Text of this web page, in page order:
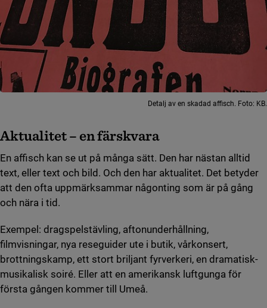
Detalj av en skadad affisch. Foto: KB.
Aktualitet– en färskvara
En affisch kan se ut på många sätt. Den har nästan alltid
text, eller text och bild. Och den har aktualitet. Det betyder
att den ofta uppmärksammar någonting som är på gång
och nära i tid.
Exempel: dragspelstävling, aftonunderhållning,
filmvisningar, nya reseguider ute i butik, vårkonsert,
brottningskamp, ett stort briljant fyrverkeri, en dramatisk-
musikalisk soiré. Eller att en amerikansk luftgunga för
första gången kommer till Umeå.